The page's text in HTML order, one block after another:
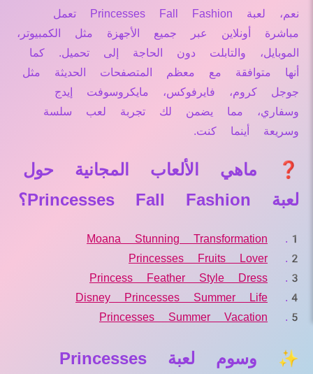
نعم، لعبة Princesses Fall Fashion تعمل
مباشرة أونلاين عبر جميع الأجهزة مثل الكمبيوتر،
الموبايل، والتابلت دون الحاجة إلى تحميل. كما
أنها متوافقة مع معظم المتصفحات الحديثة مثل
جوجل كروم، فايرفوكس، مايكروسوفت إيدج
وسفاري، مما يضمن لك تجربة لعب سلسة
وسريعة أينما كنت.
❓ ماهي الألعاب المجانية حول
لعبة Princesses Fall Fashion؟
Moana Stunning Transformation
Princesses Fruits Lover
Princess Feather Style Dress
Disney Princesses Summer Life
Princesses Summer Vacation
✨ وسوم لعبة Princesses